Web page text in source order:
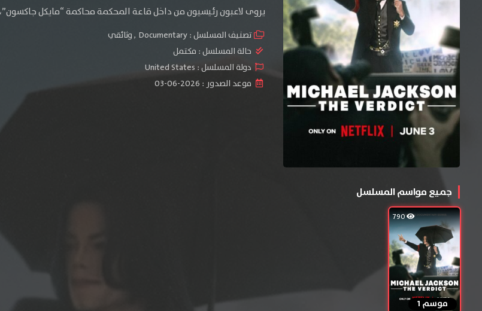
يروى لاعبون رئيسيون من داخل قاعة المحكمة محاكمة “مايكل
تصنيف المسلسل :Documentary
,وثائقي
حالة المسلسل : مكتمل
دولة المسلسل : United States
موعد الصدور : 2026-06-03
جميع مواسم المسلسل
790
موسم 1